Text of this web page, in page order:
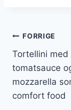
FORRIGE
Tortellini med
tomatsauce
mozzarella
comfort food